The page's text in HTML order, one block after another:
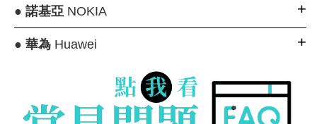
● 諾基亞NOKIA
● 華為Huawei